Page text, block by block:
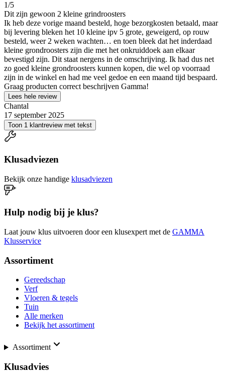
1/5
Dit zijn gewoon 2 kleine grindroosters
Ik heb deze vorige maand besteld, hoge bezorgkosten betaald, maar
bij levering bleken het 10 kleine ipv 5 grote, geweigerd, op rouw
besteld, weer 2 weken wachten… en toen bleek dat het inderdaad
kleine grondroosters zijn die met het onkruiddoek aan elkaar
bevestigd zijn. Dit staat nergens in de omschrijving. Ik had dus net
zo goed kleine grondroosters kunnen kopen, die wel op voorraad
zijn in de winkel en had me veel gedoe en een maand tijd bespaard.
Graag producten correct beschrijven Gamma!
Lees hele review
Chantal
17 september 2025
Toon 1 klantreview met tekst
Klusadviezen
Bekijk onze handige klusadviezen
Hulp nodig bij je klus?
Laat jouw klus uitvoeren door een klusexpert met de GAMMA
Klusservice
Assortiment
Gereedschap
Verf
Vloeren & tegels
Tuin
Alle merken
Bekijk het assortiment
Assortiment
Klusadvies